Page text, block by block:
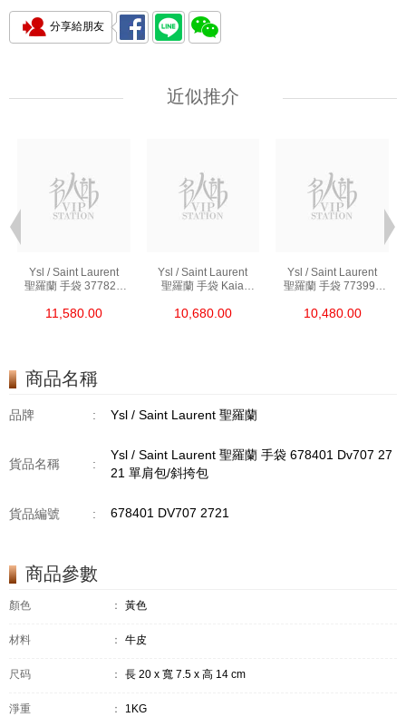
分享給朋友
近似推介
Ysl / Saint Laurent
聖羅蘭 手袋 377828
斜挎包
11,580.00
Ysl / Saint Laurent
聖羅蘭 手袋 Kaia
單肩包/斜挎包
10,680.00
Ysl / Saint Laurent
聖羅蘭 手袋 773995
斜挎包/手提包
10,480.00
商品名稱
品牌 : Ysl / Saint Laurent 聖羅蘭
貨品名稱 :
Ysl / Saint Laurent 聖羅蘭 手袋 678401 Dv707 27
21 單肩包/斜挎包
貨品編號 : 678401 DV707 2721
商品參數
顏色 ： 黃色
材料 ： 牛皮
尺码 ： 長 20 x 寬 7.5 x 高 14 cm
淨重 ： 1KG